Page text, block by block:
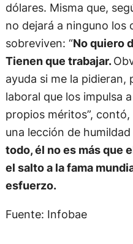
dólares. Misma que,
no dejará a ninguno los
sobreviven: “No quiero
Tienen que trabajar.
ayuda si me la pidieran,
laboral que los impulsa
propios méritos”,
una lección de humildad
todo, él no es más que
el salto a la fama
esfuerzo.
Fuente: Infobae